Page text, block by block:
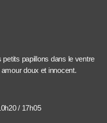
petits papillons dans le ventre
doux et innocent.
/ 17h05